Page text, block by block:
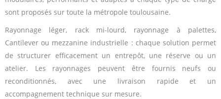
sont proposés sur toute la métropole toulousaine.
Rayonnage léger, rack mi-lourd, rayonnage à palettes,
Cantilever ou mezzanine industrielle : chaque solution permet
de structurer efficacement un entrepôt, une réserve ou un
atelier. Les rayonnages peuvent être fournis neufs ou
reconditionnés, avec une livraison rapide et un
accompagnement technique sur mesure.